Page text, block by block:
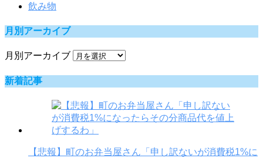
飲み物
月別アーカイブ
月別アーカイブ
新着記事
【悲報】町のお弁当屋さん「申し訳ないが消費税1%に